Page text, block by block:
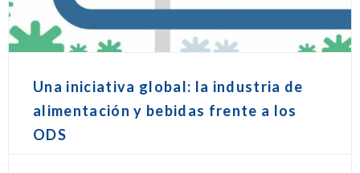
Una iniciativa global: la industria de
alimentación y bebidas frente a los
ODS